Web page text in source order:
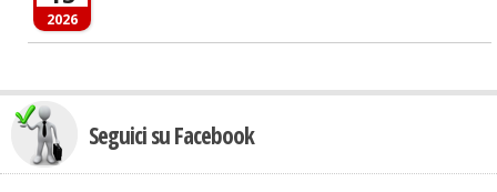
2026
Seguici su Facebook